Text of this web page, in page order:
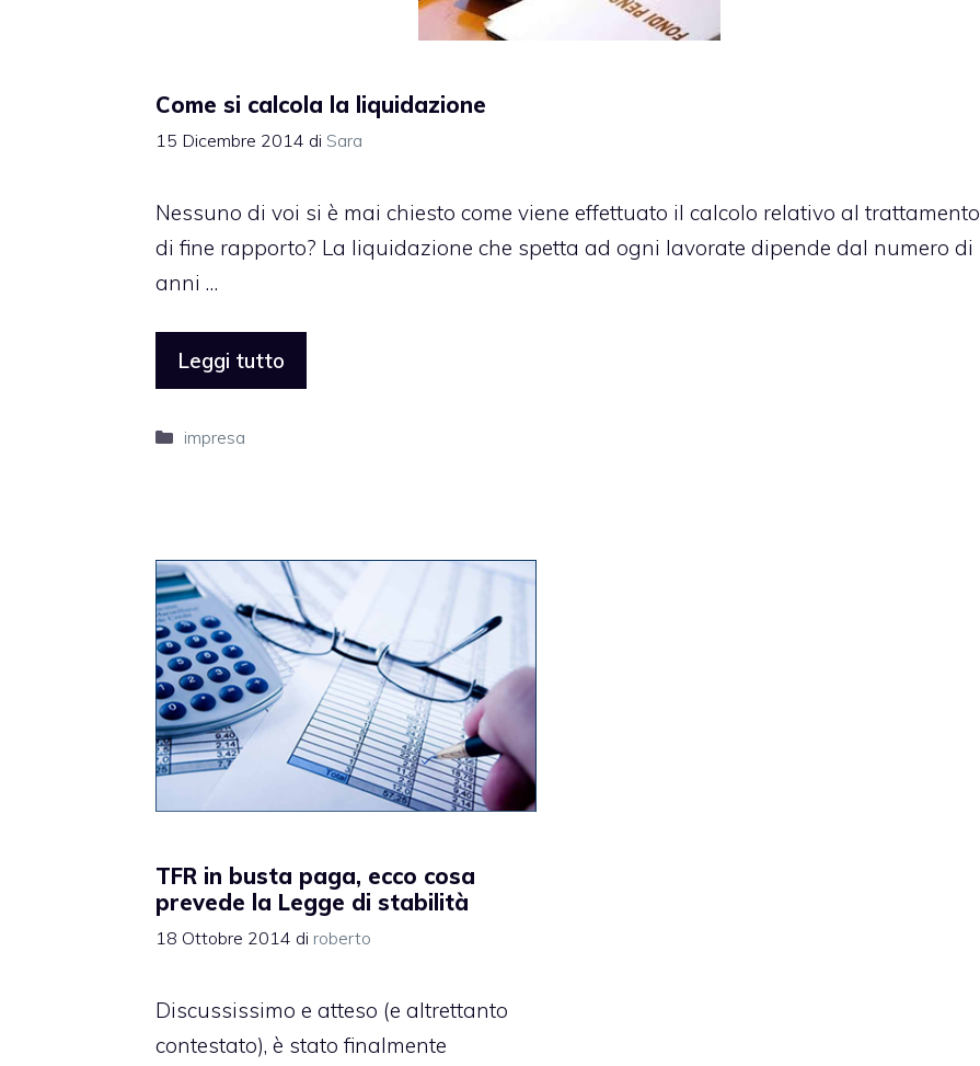
Come si calcola la liquidazione
15 Dicembre 2014 di Sara
Nessuno di voi si è mai chiesto come viene effettuato il calcolo relativo al trattamento
di fine rapporto? La liquidazione che spetta ad ogni lavorate dipende dal numero di
anni …
Leggi tutto
Categorie
impresa
TFR in busta paga, ecco cosa
prevede la Legge di stabilità
18 Ottobre 2014 di roberto
Discussissimo e atteso (e altrettanto
contestato), è stato finalmente